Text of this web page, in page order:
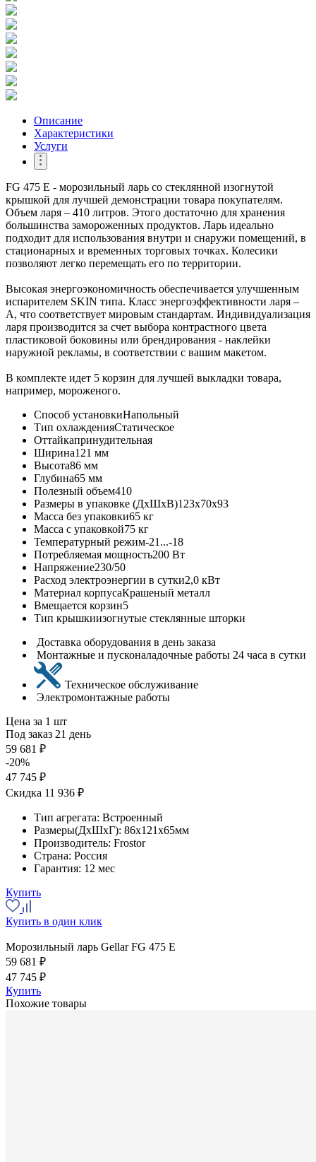
Описание
Характеристики
Услуги
FG 475 E - морозильный ларь со стеклянной изогнутой
крышкой для лучшей демонстрации товара покупателям.
Объем ларя – 410 литров. Этого достаточно для хранения
большинства замороженных продуктов. Ларь идеально
подходит для использования внутри и снаружи помещений, в
стационарных и временных торговых точках. Колесики
позволяют легко перемещать его по территории.
Высокая энергоэкономичность обеспечивается улучшенным
испарителем SKIN типа. Класс энергоэффективности ларя –
А, что соответствует мировым стандартам. Индивидуализация
ларя производится за счет выбора контрастного цвета
пластиковой боковины или брендирования - наклейки
наружной рекламы, в соответствии с вашим макетом.
В комплекте идет 5 корзин для лучшей выкладки товара,
например, мороженого.
Способ установкиНапольный
Тип охлажденияСтатическое
Оттайкапринудительная
Ширина121 мм
Высота86 мм
Глубина65 мм
Полезный объем410
Размеры в упаковке (ДхШхВ)123х70х93
Масса без упаковки65 кг
Масса с упаковкой75 кг
Температурный режим-21...-18
Потребляемая мощность200 Вт
Напряжение230/50
Расход электроэнергии в сутки2,0 кВт
Материал корпусаКрашеный металл
Вмещается корзин5
Тип крышкиизогнутые стеклянные шторки
Доставка оборудования в день заказа
Монтажные и пусконаладочные работы 24 часа в сутки
Техническое обслуживание
Электромонтажные работы
Цена за 1 шт
Под заказ 21 день
59 681 ₽
-20%
47 745 ₽
Скидка 11 936 ₽
Тип агрегата: Встроенный
Размеры(ДхШхГ): 86x121x65мм
Производитель: Frostor
Страна: Россия
Гарантия: 12 мес
Купить
Купить в один клик
Морозильный ларь Gellar FG 475 E
59 681 ₽
47 745 ₽
Купить
Похожие товары